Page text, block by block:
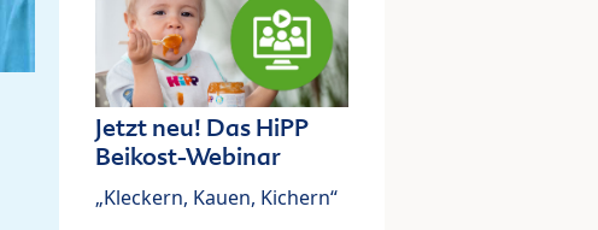
Jetzt neu! Das HiPP
Beikost-Webinar
„Kleckern, Kauen, Kichern“